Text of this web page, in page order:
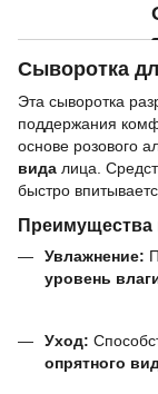
Сыворотка
Эта сыворотка
поддержания
основе розового
вида лица.
быстро
Преимущества
Увлажнение:
уровень
Уход:
опрятного